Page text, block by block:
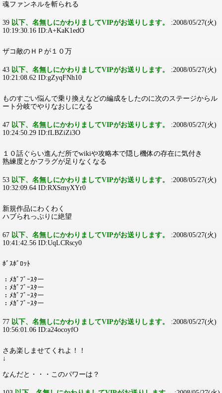
魂ファンネルを斬られる
39 以下、名無しにかわりましてVIPがお送りします。
:2008/05/27(火)
10:19:30.16 ID:A+KaK1edO
ザコ敵のＨＰが１０万
43 以下、名無しにかわりましてVIPがお送りします。
:2008/05/27(火)
10:21:08.62 ID:gZyqFNh10
ものすごい悩んで乗り換えなどの編成をしたのに次のステージからル
ート分岐でやりなおしになる
47 以下、名無しにかわりましてVIPがお送りします。
:2008/05/27(火)
10:24:50.29 ID:fLBZiZi3O
１０話ぐらい進んだ所でwikiや攻略本で隠し機体の存在に気付き
熟練度とかフラグが足りなくなる
53 以下、名無しにかわりましてVIPがお送りします。
:2008/05/27(火)
10:32:09.64 ID:RXSmyXYr0
新規作品にわくわく
ハブられっぷりに絶望
67 以下、名無しにかわりましてVIPがお送りします。
:2008/05/27(火)
10:41:42.56 ID:UqLCRscy0
ﾎﾞｽﾎﾞﾛｯﾄ
：ﾒｶﾞﾌﾞｰｽﾀー
：ﾒｶﾞﾌﾞｰｽﾀー
：ﾒｶﾞﾌﾞｰｽﾀー
：ﾒｶﾞﾌﾞｰｽﾀー
77 以下、名無しにかわりましてVIPがお送りします。
:2008/05/27(火)
10:56:01.06 ID:a24ocoyfO
さあ楽しませてくれよ！！
↓
なんだと・・・このパワーは？